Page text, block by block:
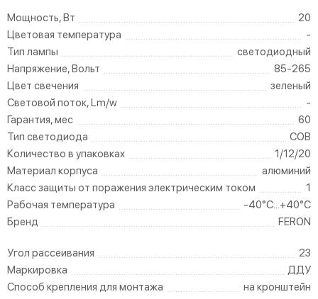
Мощность, Вт
20
Цветовая температура
-
Тип лампы
светодиодный
Напряжение, Вольт
85-265
Цвет свечения
зеленый
Световой поток, Lm/w
-
Гарантия, мес
60
Тип светодиода
COB
Количество в упаковках
1/12/20
Материал корпуса
алюминий
Класс защиты от поражения электрическим током
1
Рабочая температура
-40°C...+40°C
Бренд
FERON
Угол рассеивания
23
Маркировка
ДДУ
Способ крепления для монтажа
на кронштейн